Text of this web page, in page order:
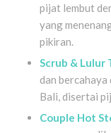
pijat lembut
yang
pikiran.
Scrub & Lulur
dan
Bali, disertai
Couple Hot